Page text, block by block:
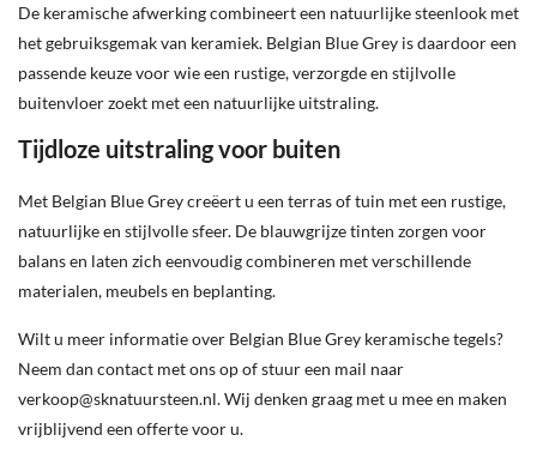
De keramische afwerking combineert een natuurlijke steenlook met
het gebruiksgemak van keramiek. Belgian Blue Grey is daardoor een
passende keuze voor wie een rustige, verzorgde en stijlvolle
buitenvloer zoekt met een natuurlijke uitstraling.
Tijdloze uitstraling voor buiten
Met Belgian Blue Grey creëert u een terras of tuin met een rustige,
natuurlijke en stijlvolle sfeer. De blauwgrijze tinten zorgen voor
balans en laten zich eenvoudig combineren met verschillende
materialen, meubels en beplanting.
Wilt u meer informatie over Belgian Blue Grey keramische tegels?
Neem dan contact met ons op of stuur een mail naar
verkoop@sknatuursteen.nl. Wij denken graag met u mee en maken
vrijblijvend een offerte voor u.